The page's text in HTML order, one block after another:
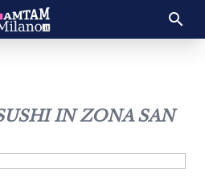
IN ZONA SAN